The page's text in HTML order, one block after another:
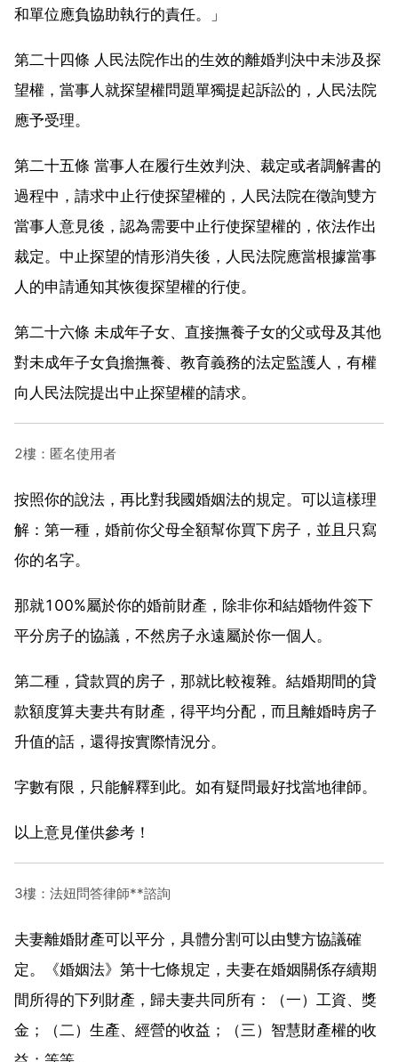
和單位應負協助執行的責任。」
第二十四條 人民法院作出的生效的離婚判決中未涉及探
望權，當事人就探望權問題單獨提起訴訟的，人民法院
應予受理。
第二十五條 當事人在履行生效判決、裁定或者調解書的
過程中，請求中止行使探望權的，人民法院在徵詢雙方
當事人意見後，認為需要中止行使探望權的，依法作出
裁定。中止探望的情形消失後，人民法院應當根據當事
人的申請通知其恢復探望權的行使。
第二十六條 未成年子女、直接撫養子女的父或母及其他
對未成年子女負擔撫養、教育義務的法定監護人，有權
向人民法院提出中止探望權的請求。
2樓：匿名使用者
按照你的說法，再比對我國婚姻法的規定。可以這樣理
解：第一種，婚前你父母全額幫你買下房子，並且只寫
你的名字。
那就100%屬於你的婚前財產，除非你和結婚物件簽下
平分房子的協議，不然房子永遠屬於你一個人。
第二種，貸款買的房子，那就比較複雜。結婚期間的貸
款額度算夫妻共有財產，得平均分配，而且離婚時房子
升值的話，還得按實際情況分。
字數有限，只能解釋到此。如有疑問最好找當地律師。
以上意見僅供參考！
3樓：法妞問答律師**諮詢
夫妻離婚財產可以平分，具體分割可以由雙方協議確
定。《婚姻法》第十七條規定，夫妻在婚姻關係存續期
間所得的下列財產，歸夫妻共同所有：（一）工資、獎
金；（二）生產、經營的收益；（三）智慧財產權的收